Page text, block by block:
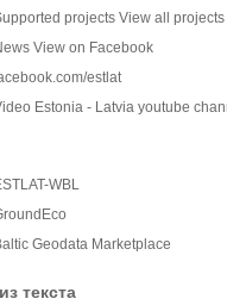
projects View all projects
View on Facebook
estlat
Estonia - Latvia youtube
WBL
Geodata Marketplace
текста